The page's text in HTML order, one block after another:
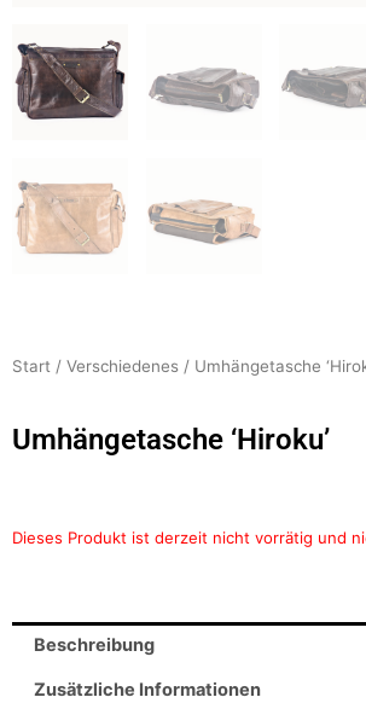
Start / Verschiedenes / Umhängetasche
Umhängetasche ‘Hiroku’
Dieses Produkt ist derzeit nicht vorrätig und
Beschreibung
Zusätzliche Informationen